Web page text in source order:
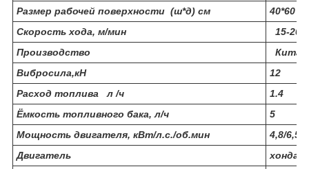
Размер рабочей поверхности (ш*д) см
40*60
Скорость хода, м/мин
15-20
Производство
Китай
Вибросила,кН
12
Расход топлива л /ч
1.4
Ёмкость топливного бака, л/ч
5
Мощность двигателя, кВт/л.с./об.мин
4,8/6,5/
Двигатель
хонда